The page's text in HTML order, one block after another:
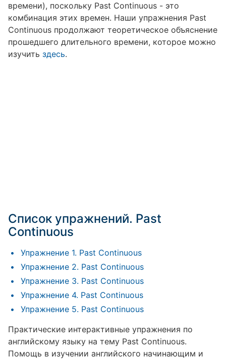
времени), поскольку Past Continuous - это
комбинация этих времен. Наши упражнения Past
Continuous продолжают теоретическое объяснение
прошедшего длительного времени, которое можно
изучить здесь.
Список упражнений. Past
Continuous
Упражнение 1. Past Continuous
Упражнение 2. Past Continuous
Упражнение 3. Past Continuous
Упражнение 4. Past Continuous
Упражнение 5. Past Continuous
Практические интерактивные упражнения по
английскому языку на тему Past Continuous.
Помощь в изучении английского начинающим и